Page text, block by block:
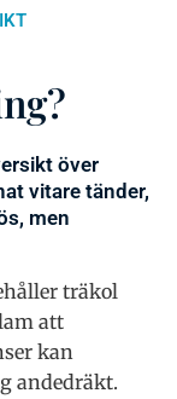
över
vitare tänder,
men
träkol
att
kan
andedräkt.